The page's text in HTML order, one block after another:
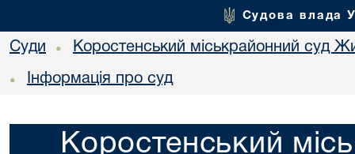
Судова влада
Суди • Коростенський міськрайонний суд
• Інформація про суд
Коростенський